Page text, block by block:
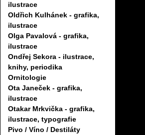
ilustrace
Oldřich Kulhánek - grafika,
ilustrace
Olga Pavalová - grafika,
ilustrace
Ondřej Sekora - ilustrace,
knihy, periodika
Ornitologie
Ota Janeček - grafika,
ilustrace
Otakar Mrkvička - grafika,
ilustrace, typografie
Pivo / Víno / Destiláty